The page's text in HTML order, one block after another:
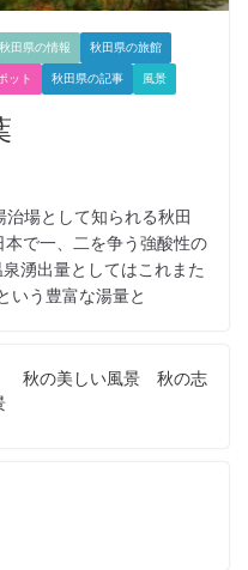
秋田県の情報 秋田県の旅館
ット 秋田県の記事 風景
場として知られる秋田
で一、二を争う強酸性の
湧出量としてはこれまた
いう豊富な湯量と
秋の美しい風景 秋の志